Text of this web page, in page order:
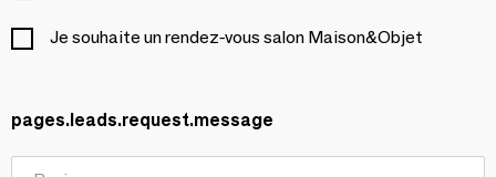
Je souhaite un rendez-vous salon Maison&Objet
pages.leads.request.message